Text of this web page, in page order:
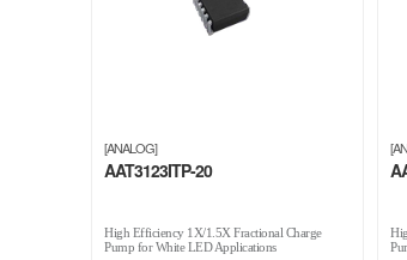
[ANALOG]
AAT3123ITP-20
High Efficiency 1X/1.5X Fractional Charge
Pump for White LED Applications